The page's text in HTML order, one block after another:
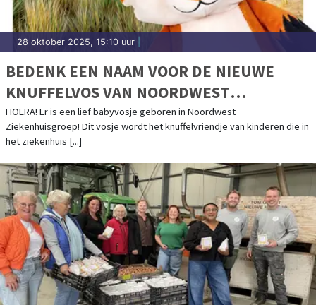
28 oktober 2025, 15:10 uur
BEDENK EEN NAAM VOOR DE NIEUWE
KNUFFELVOS VAN NOORDWEST
ZIEKENHUISGROEP
HOERA! Er is een lief babyvosje geboren in Noordwest
Ziekenhuisgroep! Dit vosje wordt het knuffelvriendje van kinderen die in
het ziekenhuis [...]